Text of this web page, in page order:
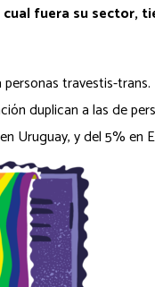
fuera su sector,
travestis-
duplican a las de
Uruguay, y del 5% en